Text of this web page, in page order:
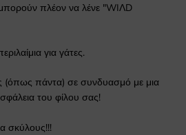
μπορούν πλέον να λένε "WIΛD
για γάτες.
(όπως πάντα) σε συνδυασμό με μια
του φίλου σας!
σκύλους!!!